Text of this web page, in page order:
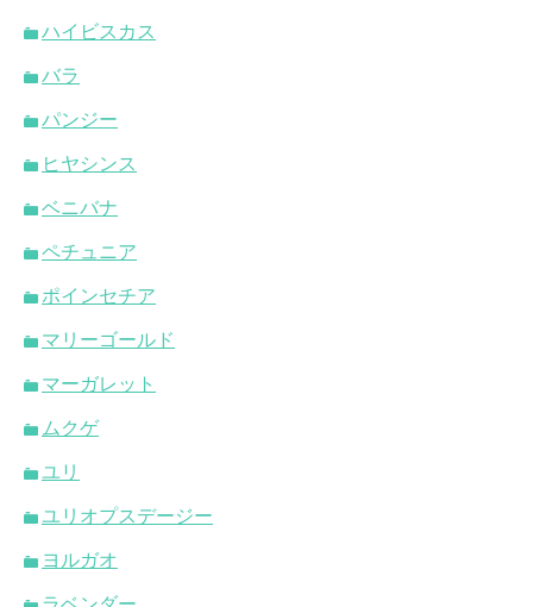
ハイビスカス
バラ
パンジー
ヒヤシンス
ベニバナ
ペチュニア
ポインセチア
マリーゴールド
マーガレット
ムクゲ
ユリ
ユリオプスデージー
ヨルガオ